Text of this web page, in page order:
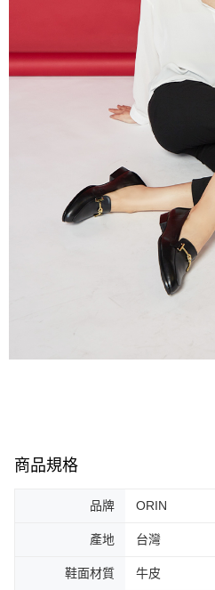
商品規格
品牌 ORIN
產地 台灣
鞋面材質 牛皮